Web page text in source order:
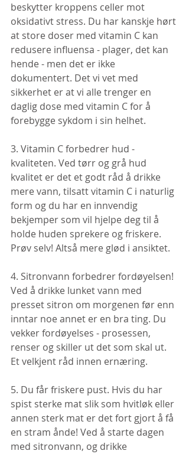
beskytter kroppens celler mot
oksidativt stress. Du har kanskje hørt
at store doser med vitamin C kan
redusere influensa - plager, det kan
hende - men det er ikke
dokumentert. Det vi vet med
sikkerhet er at vi alle trenger en
daglig dose med vitamin C for å
forebygge sykdom i sin helhet.
3. Vitamin C forbedrer hud -
kvaliteten. Ved tørr og grå hud
kvalitet er det et godt råd å drikke
mere vann, tilsatt vitamin C i naturlig
form og du har en innvendig
bekjemper som vil hjelpe deg til å
holde huden sprekere og friskere.
Prøv selv! Altså mere glød i ansiktet.
4. Sitronvann forbedrer fordøyelsen!
Ved å drikke lunket vann med
presset sitron om morgenen før enn
inntar noe annet er en bra ting. Du
vekker fordøyelses - prosessen,
renser og skiller ut det som skal ut.
Et velkjent råd innen ernæring.
5. Du får friskere pust. Hvis du har
spist sterke mat slik som hvitløk eller
annen sterk mat er det fort gjort å få
en stram ånde! Ved å starte dagen
med sitronvann, og drikke